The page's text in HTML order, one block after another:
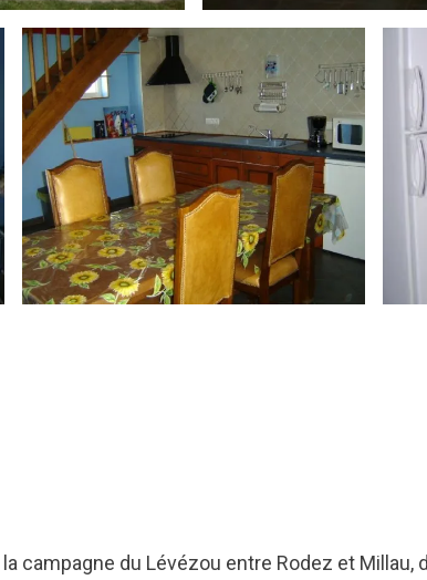
campagne du Lévézou entre Rodez et Millau,